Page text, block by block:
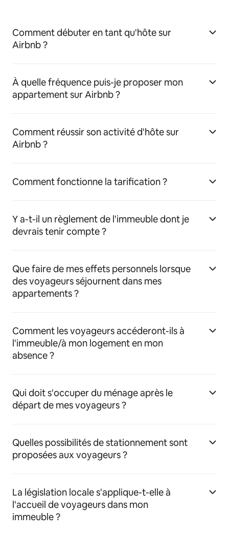
Comment débuter en tant qu'hôte sur
Airbnb ?
À quelle fréquence puis-je proposer mon
appartement sur Airbnb ?
Comment réussir son activité d'hôte sur
Airbnb ?
Comment fonctionne la tarification ?
Y a-t-il un règlement de l'immeuble dont je
devrais tenir compte ?
Que faire de mes effets personnels lorsque
des voyageurs séjournent dans mes
appartements ?
Comment les voyageurs accéderont-ils à
l'immeuble/à mon logement en mon
absence ?
Qui doit s'occuper du ménage après le
départ de mes voyageurs ?
Quelles possibilités de stationnement sont
proposées aux voyageurs ?
La législation locale s'applique-t-elle à
l'accueil de voyageurs dans mon
immeuble ?